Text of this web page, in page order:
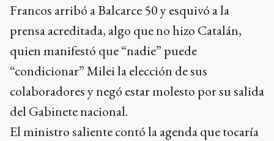
Francos arribó a Balcarce 50 y esquivó a la
prensa acreditada, algo que no hizo Catalán,
quien manifestó que “nadie” puede
“condicionar” Milei la elección de sus
colaboradores y negó estar molesto por su salida
del Gabinete nacional.
El ministro saliente contó la agenda que tocaría